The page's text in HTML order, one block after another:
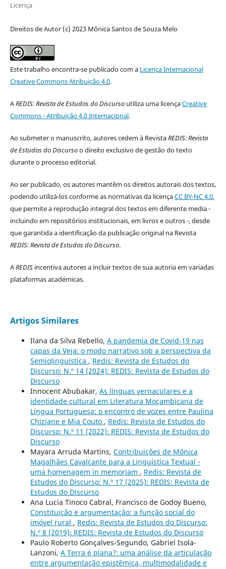
Licença
Direitos de Autor (c) 2023 Mônica Santos de Souza Melo
Este trabalho encontra-se publicado com a Licença Internacional
Creative Commons Atribuição 4.0.
AREDIS: Revista de Estudos do Discursoutiliza uma licençaCreative
Commons - Atribuição 4.0 Internacional.
Ao submeter o manuscrito, autores cedem à RevistaREDIS: Revista
de Estudos do Discursoo direito exclusivo de gestão do texto
durante o processo editorial.
Ao ser publicado, os autores mantêm os direitos autorais dos textos,
podendo utilizá-los conforme as normativas da licençaCC BY-NC 4.0,
que permite a reprodução integral dos textos em diferente media -
incluindo em repositórios institucionais, em livros e outros -, desde
que garantida a identificação da publicação original na Revista
REDIS: Revista de Estudos do Discurso.
AREDISincentiva autores a incluir textos de sua autoria em variadas
plataformas académicas.
Artigos Similares
Ilana da Silva Rebello, A pandemia de Covid-19 nas
capas da Veja: o modo narrativo sob a perspectiva da
Semiolinguística , Redis: Revista de Estudos do
Discurso: N.º 14 (2024): REDIS: Revista de Estudos do
Discurso
Innocent Abubakar, As línguas vernaculares e a
identidade cultural em Literatura Moçambicana de
Língua Portuguesa: o encontro de vozes entre Paulina
Chiziane e Mia Couto , Redis: Revista de Estudos do
Discurso: N.º 11 (2022): REDIS: Revista de Estudos do
Discurso
Mayara Arruda Martins, Contribuições de Mônica
Magalhães Cavalcante para a Linguística Textual -
uma homenagem in memoriam , Redis: Revista de
Estudos do Discurso: N.º 17 (2025): REDIS: Revista de
Estudos do Discurso
Ana Lucia Tinoco Cabral, Francisco de Godoy Bueno,
Constituição e argumentação: a função social do
imóvel rural , Redis: Revista de Estudos do Discurso:
N.º 8 (2019): REDIS: Revista de Estudos do Discurso
Paulo Roberto Gonçalves-Segundo, Gabriel Isola-
Lanzoni, A Terra é plana?: uma análise da articulação
entre argumentação epistêmica, multimodalidade e